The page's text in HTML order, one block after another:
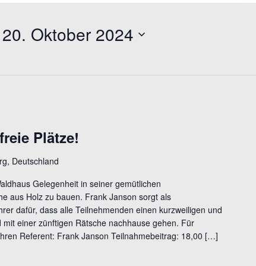
20. Oktober 2024
Plätze!
Deutschland
Gelegenheit in seiner gemütlichen
aus Holz zu bauen. Frank Janson sorgt als
dafür, dass alle Teilnehmenden einen kurzweiligen und
einer zünftigen Rätsche nachhause gehen. Für
Referent: Frank Janson Teilnahmebeitrag: 18,00 […]